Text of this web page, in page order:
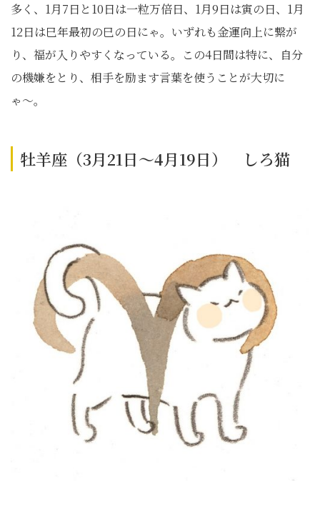
多く、1月7日と10日は一粒万倍日、1月9日は寅の日、1月
12日は巳年最初の巳の日にゃ。いずれも金運向上に繋が
り、福が入りやすくなっている。この4日間は特に、自分
の機嫌をとり、相手を励ます言葉を使うことが大切に
ゃ〜。
牡羊座（3月21日～4月19日） しろ猫